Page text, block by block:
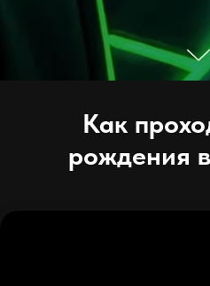
Как
рождения